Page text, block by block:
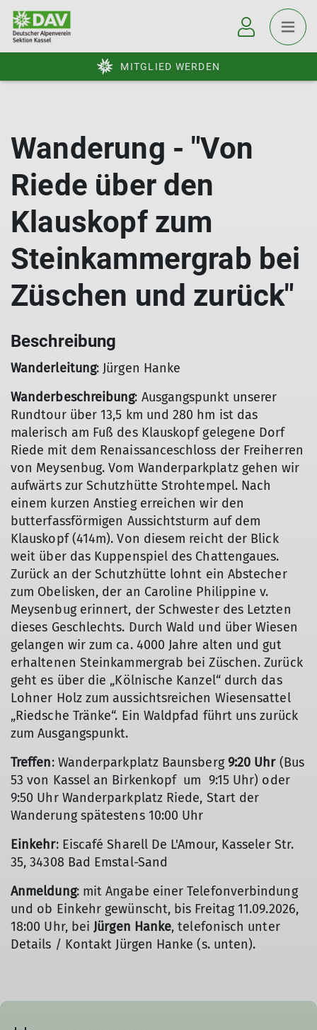
MITGLIED WERDEN
Wanderung - "Von
Riede über den
Klauskopf zum
Steinkammergrab bei
Züschen und zurück"
Beschreibung
Wanderleitung: Jürgen Hanke
Wanderbeschreibung: Ausgangspunkt unserer
Rundtour über 13,5 km und 280 hm ist das
malerisch am Fuß des Klauskopf gelegene Dorf
Riede mit dem Renaissanceschloss der Freiherren
von Meysenbug. Vom Wanderparkplatz gehen wir
aufwärts zur Schutzhütte Strohtempel. Nach
einem kurzen Anstieg erreichen wir den
butterfassförmigen Aussichtsturm auf dem
Klauskopf (414m). Von diesem reicht der Blick
weit über das Kuppenspiel des Chattengaues.
Zurück an der Schutzhütte lohnt ein Abstecher
zum Obelisken, der an Caroline Philippine v.
Meysenbug erinnert, der Schwester des Letzten
dieses Geschlechts. Durch Wald und über Wiesen
gelangen wir zum ca. 4000 Jahre alten und gut
erhaltenen Steinkammergrab bei Züschen. Zurück
geht es über die „Kölnische Kanzel“ durch das
Lohner Holz zum aussichtsreichen Wiesensattel
„Riedsche Tränke“. Ein Waldpfad führt uns zurück
zum Ausgangspunkt.
Treffen: Wanderparkplatz Baunsberg9:20 Uhr(Bus
53 von Kassel an Birkenkopf um 9:15 Uhr) oder
9:50 Uhr Wanderparkplatz Riede, Start der
Wanderung spätestens 10:00 Uhr
Einkehr: Eiscafé Sharell De L'Amour, Kasseler Str.
35, 34308 Bad Emstal-Sand
Anmeldung: mit Angabe einer Telefonverbindung
und ob Einkehr gewünscht, bis Freitag 11.09.2026,
18:00 Uhr, bei Jürgen Hanke, telefonisch unter
Details / Kontakt Jürgen Hanke (s. unten).